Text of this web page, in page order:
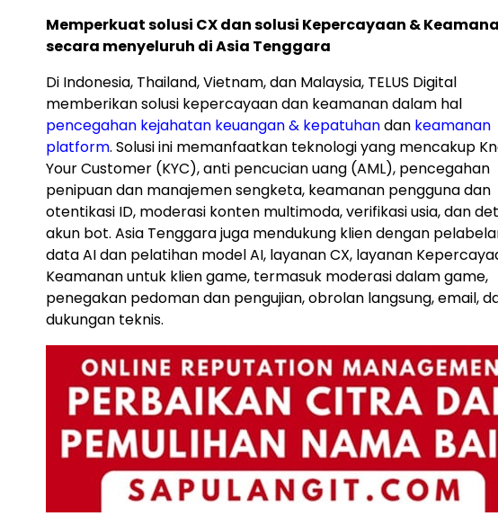
Memperkuat solusi CX dan solusi Kepercayaan &
secara menyeluruh di Asia Tenggara
Di Indonesia, Thailand, Vietnam, dan Malaysia, TELUS Digital
memberikan solusi kepercayaan dan keamanan dalam hal
pencegahan kejahatan keuangan & kepatuhandan keamanan
platform. Solusi ini memanfaatkan teknologi yang mencakup
Your Customer (KYC), anti pencucian uang (AML), pencegahan
penipuan dan manajemen sengketa, keamanan pengguna dan
otentikasi ID, moderasi konten multimoda, verifikasi usia, dan
akun bot. Asia Tenggara juga mendukung klien dengan
data AI dan pelatihan model AI, layanan CX, layanan
Keamanan untuk klien game, termasuk moderasi dalam game,
penegakan pedoman dan pengujian, obrolan langsung, email,
dukungan teknis.